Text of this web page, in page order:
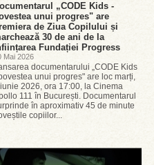
„CODE Kids -
unui progres" are
de Ziua Copilului și
30 de ani de la
Fundației Progress
Mai 2026
documentarului „CODE Kids
unui progres" are loc marți,
2026, ora 17:00, la Cinema
111 în București. Documentarul
în aproximativ 45 de minute
copiilor...